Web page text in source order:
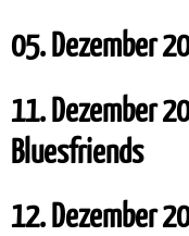
05. Dezember
11. Dezember
Bluesfriends
12. Dezember